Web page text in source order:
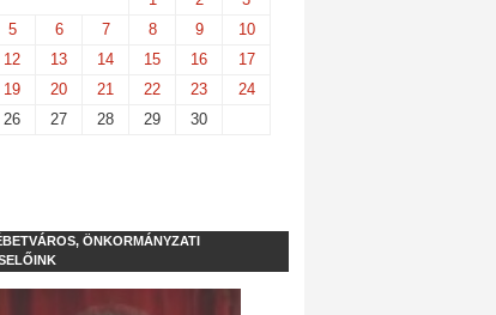
5 6 7 8 9
10
12 13 14 15 16
17
19 20 21 22 23
24
26 27 28 29 30
ÖNKORMÁNYZATI